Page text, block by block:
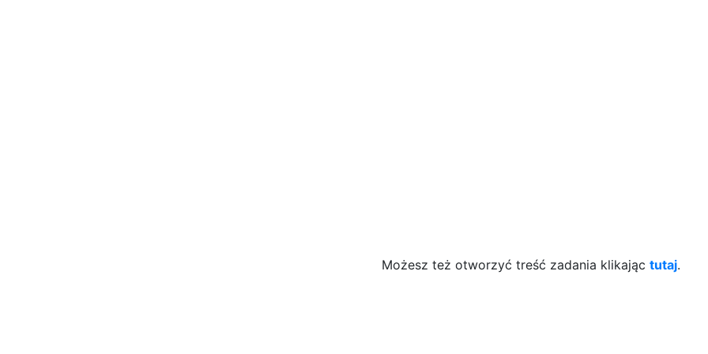
Możesz też otworzyć treść zadania klikając tutaj.